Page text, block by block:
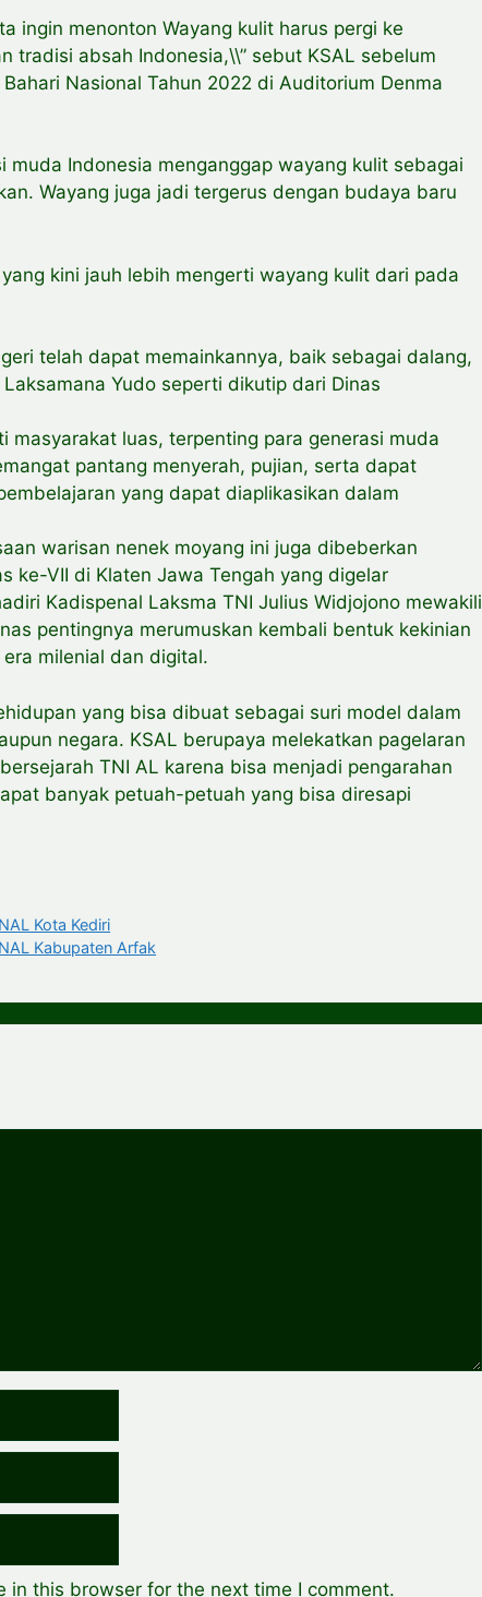
ingin menonton Wayang kulit harus pergi ke
tradisi absah Indonesia,\\” sebut KSAL sebelum
Nasional Tahun 2022 di Auditorium Denma
muda Indonesia menganggap wayang kulit sebagai
Wayang juga jadi tergerus dengan budaya baru
kini jauh lebih mengerti wayang kulit dari pada
telah dapat memainkannya, baik sebagai dalang,
Yudo seperti dikutip dari Dinas
masyarakat luas, terpenting para generasi muda
pantang menyerah, pujian, serta dapat
yang dapat diaplikasikan dalam
warisan nenek moyang ini juga dibeberkan
ke-VII di Klaten Jawa Tengah yang digelar
Kadispenal Laksma TNI Julius Widjojono mewakili
pentingnya merumuskan kembali bentuk kekinian
milenial dan digital.
yang bisa dibuat sebagai suri model dalam
negara. KSAL berupaya melekatkan pagelaran
TNI AL karena bisa menjadi pengarahan
banyak petuah-petuah yang bisa diresapi
Kota Kediri
Kabupaten Arfak
in this browser for the next time I comment.